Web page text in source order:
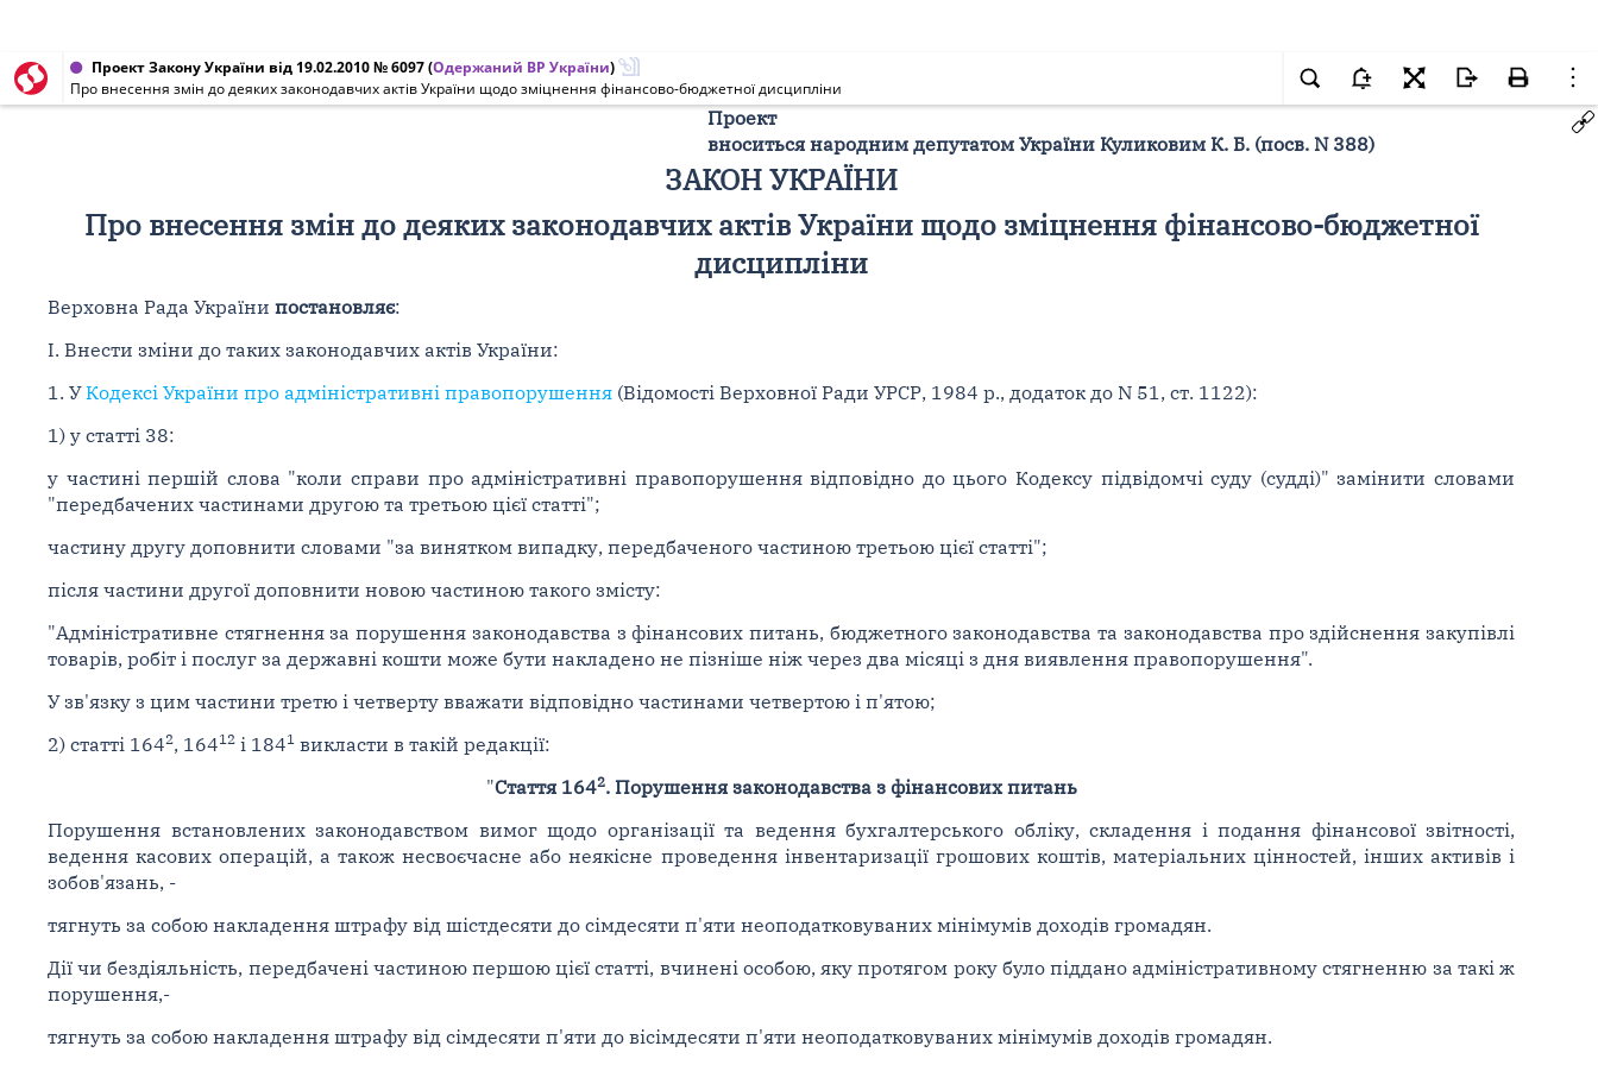
Проект Закону України від 19.02.2010 № 6097(Одержаний ВР України)
Про внесення змін до деяких законодавчих актів України щодо зміцнення фінансово-бюджетної дисципліни